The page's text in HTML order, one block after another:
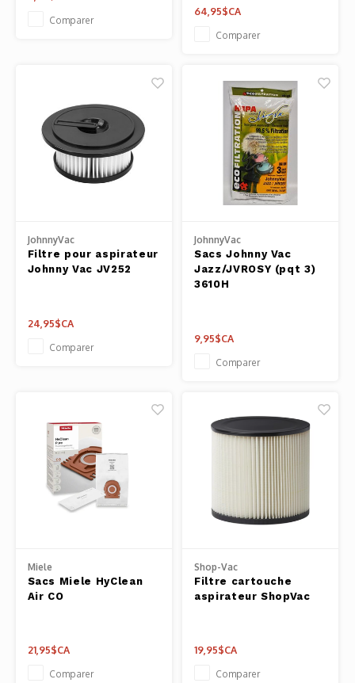
Comparer
64,95$CA
Comparer
JohnnyVac
Filtre pour aspirateur
Johnny Vac JV252
24,95$CA
Comparer
JohnnyVac
Sacs Johnny Vac
Jazz/JVROSY (pqt 3)
3610H
9,95$CA
Comparer
Miele
Sacs Miele HyClean
Air CO
21,95$CA
Comparer
Shop-Vac
Filtre cartouche
aspirateur ShopVac
19,95$CA
Comparer